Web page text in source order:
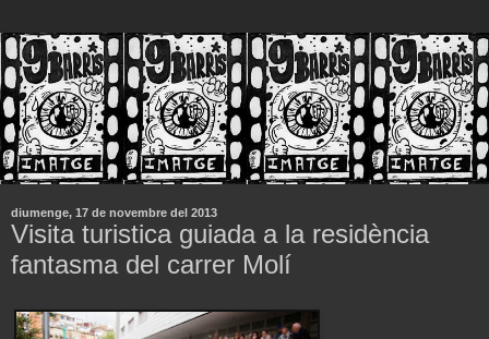
diumenge, 17 de novembre del 2013
Visita turistica guiada a la residència
fantasma del carrer Molí